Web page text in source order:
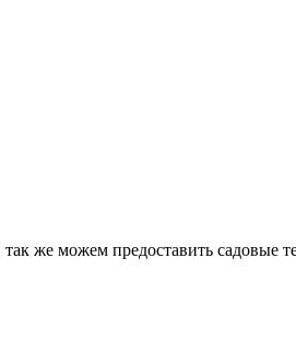
же можем предоставить садовые